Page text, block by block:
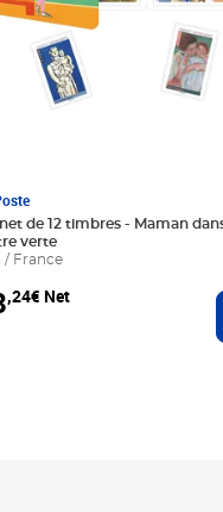
panier
de 12 timbres - Maman
verte
/ France
,24€ Net